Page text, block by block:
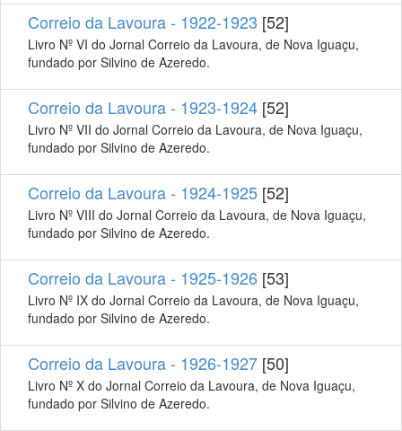
Correio da Lavoura - 1922-1923 [52]
Livro Nº VI do Jornal Correio da Lavoura, de Nova Iguaçu,
fundado por Silvino de Azeredo.
Correio da Lavoura - 1923-1924 [52]
Livro Nº VII do Jornal Correio da Lavoura, de Nova Iguaçu,
fundado por Silvino de Azeredo.
Correio da Lavoura - 1924-1925 [52]
Livro Nº VIII do Jornal Correio da Lavoura, de Nova Iguaçu,
fundado por Silvino de Azeredo.
Correio da Lavoura - 1925-1926 [53]
Livro Nº IX do Jornal Correio da Lavoura, de Nova Iguaçu,
fundado por Silvino de Azeredo.
Correio da Lavoura - 1926-1927 [50]
Livro Nº X do Jornal Correio da Lavoura, de Nova Iguaçu,
fundado por Silvino de Azeredo.